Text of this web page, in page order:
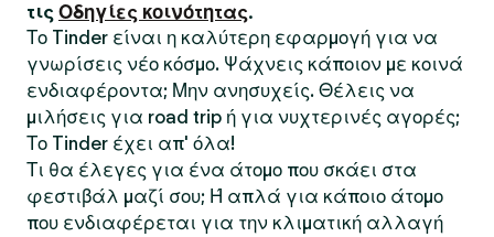
τις Οδηγίες κοινότητας.
Το Tinder είναι η καλύτερη εφαρμογή για να
γνωρίσεις νέο κόσμο. Ψάχνεις κάποιον με κοινά
ενδιαφέροντα; Μην ανησυχείς. Θέλεις να
μιλήσεις για road trip ή για νυχτερινές αγορές;
Το Tinder έχει απ' όλα!
Τι θα έλεγες για ένα άτομο που σκάει στα
φεστιβάλ μαζί σου; Ή απλά για κάποιο άτομο
που ενδιαφέρεται για την κλιματική αλλαγή